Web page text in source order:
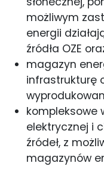
możliwym
energii
źródła OZE
magazyn
infrastrukturę
kompleksowe
elektrycznej i
źródeł, z
magazynów